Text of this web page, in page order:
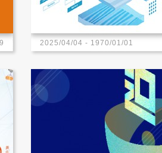
2025/04/04 - 1970/01/01